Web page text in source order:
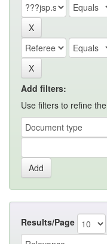
Add filters:
Use filters to refine
Results/Page